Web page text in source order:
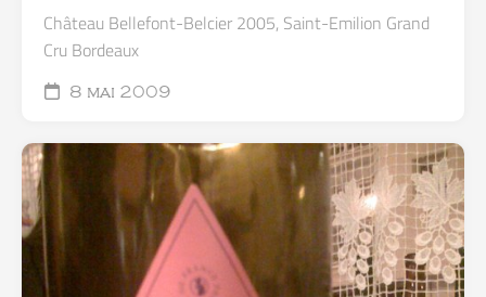
Château Bellefont-Belcier 2005, Saint-Emilion Grand
Cru Bordeaux
8 mai 2009